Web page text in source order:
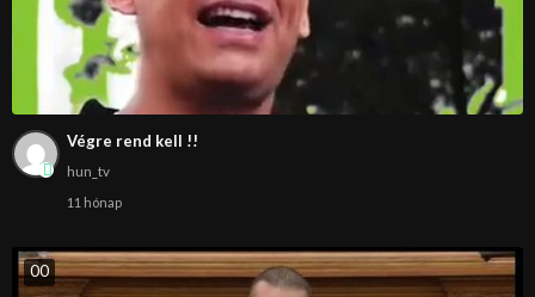
Végre rend kell !!
hun_tv
11 hónap
00